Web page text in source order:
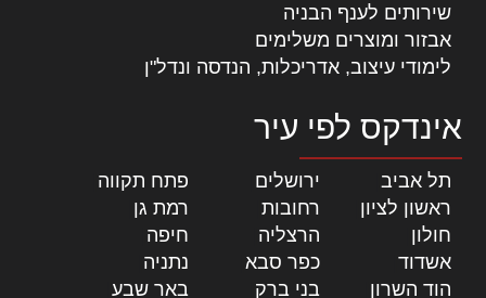
שירותים לענף הבניה
אבזור ומוצרים משלימים
לימודי עיצוב, אדריכלות, הנדסה ונדל"ן
אינדקס לפי עיר
תל אביב ירושלים פתח תקווה
ראשון לציון
רחובות רמת גן
חולון
הרצליה חיפה
אשדוד
כפר סבא נתניה
הוד השרון
בני ברק באר שבע